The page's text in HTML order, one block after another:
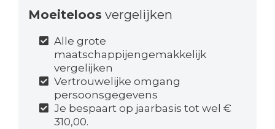
Moeiteloos vergelijken
Alle grote
maatschappijengemakkelijk
vergelijken
Vertrouwelijke omgang
persoonsgegevens
Je bespaart op jaarbasis tot wel €
310,00.